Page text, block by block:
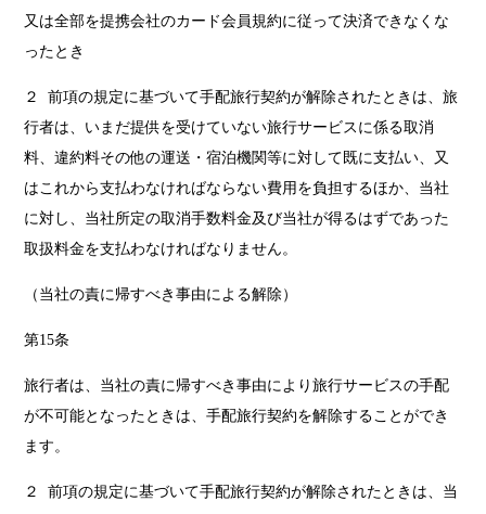
又は全部を提携会社のカード会員規約に従って決済できなくな
ったとき
２ 前項の規定に基づいて手配旅行契約が解除されたときは、旅
行者は、いまだ提供を受けていない旅行サービスに係る取消
料、違約料その他の運送・宿泊機関等に対して既に支払い、又
はこれから支払わなければならない費用を負担するほか、当社
に対し、当社所定の取消手数料金及び当社が得るはずであった
取扱料金を支払わなければなりません。
（当社の責に帰すべき事由による解除）
第15条
旅行者は、当社の責に帰すべき事由により旅行サービスの手配
が不可能となったときは、手配旅行契約を解除することができ
ます。
２ 前項の規定に基づいて手配旅行契約が解除されたときは、当